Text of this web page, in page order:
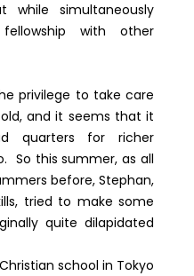
while simultaneously
with other
privilege to take care
and it seems that it
quarters for richer
So this summer, as all
before, Stephan,
tried to make some
quite dilapidated
school in Tokyo